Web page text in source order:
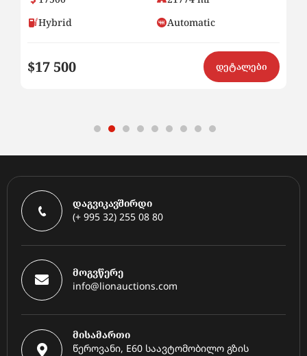
Hybrid
Automatic
$17 500 დეტალები
დაგვიკავშირდი
(+ 995 32) 255 08 80
მოგვწერე
info@lionauctions.com
მისამართი
წეროვანი, E60 საავტომობილო გზის